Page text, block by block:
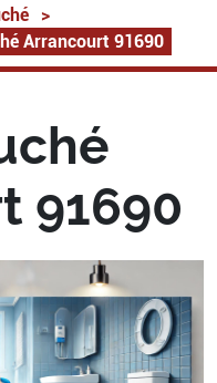
>
Arrancourt 91690
91690